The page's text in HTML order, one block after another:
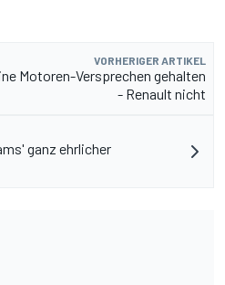
VORHERIGER ARTIKEL
Motoren-Versprechen gehalten
- Renault nicht
ganz ehrlicher